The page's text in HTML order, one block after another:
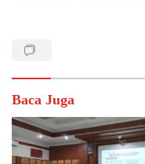
Baca Juga